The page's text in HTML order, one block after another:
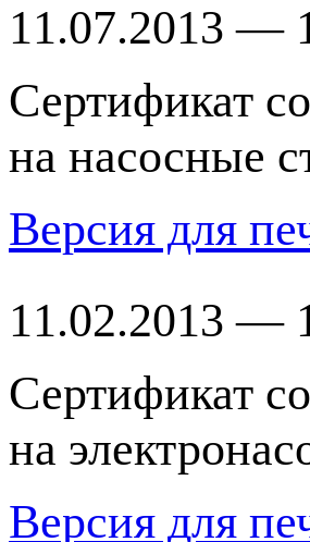
11.07.2013 —
Сертификат
на насосные
Версия для
11.02.2013 —
Сертификат
на
Версия для